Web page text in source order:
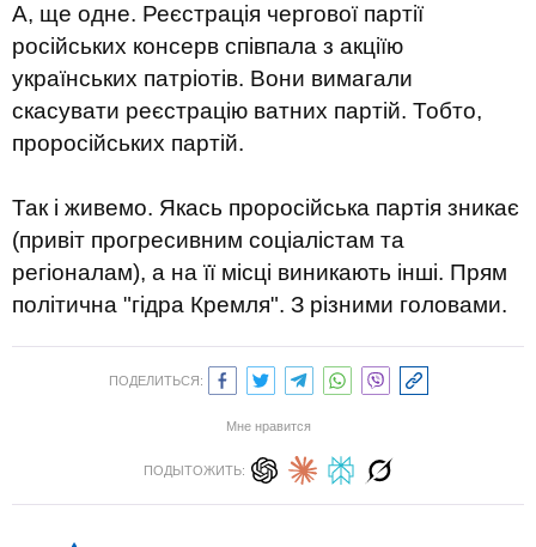
А, ще одне. Реєстрація чергової партії
російських консерв співпала з акціїю
українських патріотів. Вони вимагали
скасувати реєстрацію ватних партій. Тобто,
проросійських партій.
Так і живемо. Якась проросійська партія зникає
(привіт прогресивним соціалістам та
регіоналам), а на її місці виникають інші. Прям
політична "гідра Кремля". З різними головами.
ПОДЕЛИТЬСЯ:
Мне нравится
ПОДЫТОЖИТЬ: